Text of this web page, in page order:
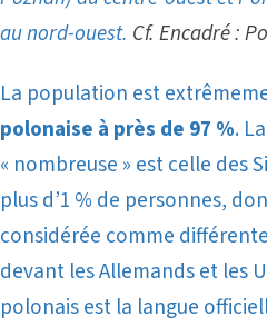
au nord-ouest. Cf. Encadré :
La population est
polonaise à près de 97 %.
« nombreuse » est celle des
plus d’1 % de personnes,
considérée comme
devant les Allemands et les
polonais est la langue